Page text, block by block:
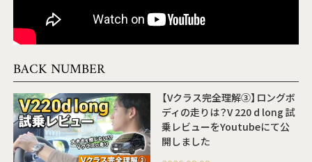
BACK NUMBER
【Vクラス完全理解③】ロングボ
ディの走りは？V 220 d long 試
乗レビューをYoutubeにて公
開しました